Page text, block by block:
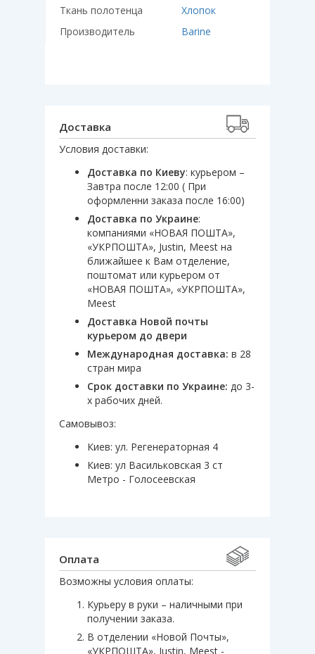
Ткань полотенца
Хлопок
Производитель
Barine
Доставка
Условия доставки:
Доставка по Киеву: курьером –
Завтра после 12:00 ( При
оформленни заказа после 16:00)
Доставка по Украине:
компаниями «НОВАЯ ПОШТА»,
«УКРПОШТА», Justin, Meest на
ближайшее к Вам отделение,
поштомат или курьером от
«НОВАЯ ПОШТА», «УКРПОШТА»,
Meest
Доставка Новой почты
курьером до двери
Международная доставка: в 28
стран мира
Срок доставки по Украине: до 3-
х рабочих дней.
Самовывоз:
Киев: ул. Регенераторная 4
Киев: ул Васильковская 3 ст
Метро - Голосеевская
Оплата
Возможны условия оплаты:
Курьеру в руки – наличными при
получении заказа.
В отделении «Новой Почты»,
«УКРПОШТА», Justin, Meest -